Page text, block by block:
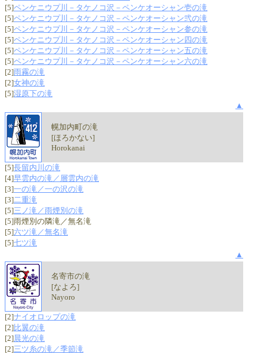
[5]ペンケニウプ川－タケノコ沢－ペンケオーシャン壱の滝
[5]ペンケニウプ川－タケノコ沢－ペンケオーシャン弐の滝
[5]ペンケニウプ川－タケノコ沢－ペンケオーシャン参の滝
[5]ペンケニウプ川－タケノコ沢－ペンケオーシャン四の滝
[5]ペンケニウプ川－タケノコ沢－ペンケオーシャン五の滝
[5]ペンケニウプ川－タケノコ沢－ペンケオーシャン六の滝
[2]雨霧の滝
[2]女神の滝
[5]湿原下の滝
▲
幌加内町の滝
[ほろかない]
Horokanai
[5]長留内川の滝
[4]早雲内の滝／層雲内の滝
[3]一の滝／一の沢の滝
[3]二重滝
[5]三ノ滝／雨煙別の滝
[5]雨煙別の隣滝／無名滝
[5]六ツ滝／無名滝
[5]七ツ滝
▲
名寄市の滝
[なよろ]
Nayoro
[2]ナイオロップの滝
[2]比翼の滝
[2]晨光の滝
[2]三ツ糸の滝／季節滝